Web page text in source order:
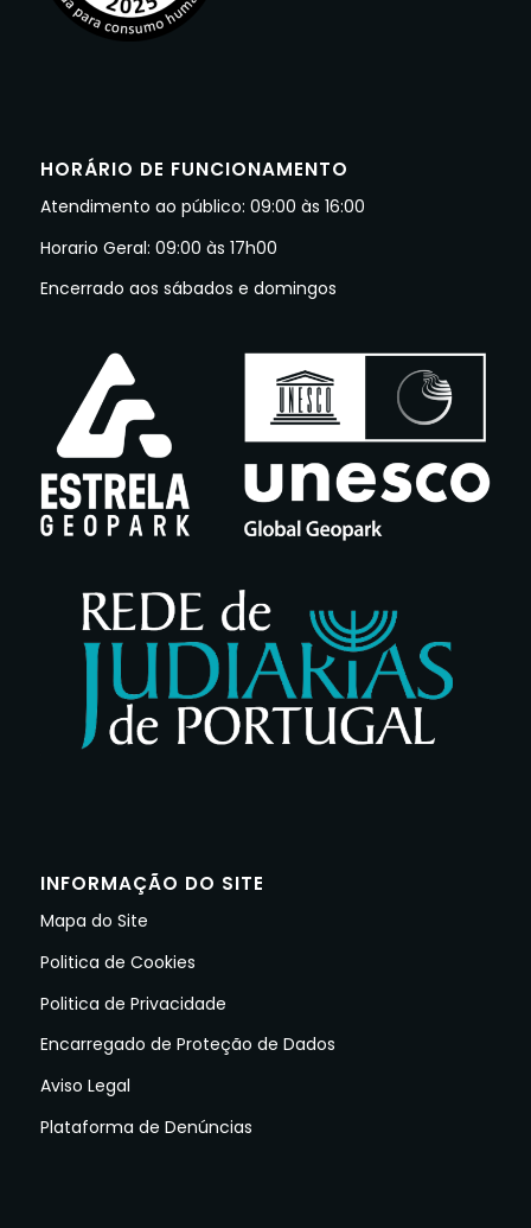
HORÁRIO DE FUNCIONAMENTO
Atendimento ao público: 09:00 às 16:00
Horario Geral: 09:00 às 17h00
Encerrado aos sábados e domingos
INFORMAÇÃO DO SITE
Mapa do Site
Politica de Cookies
Politica de Privacidade
Encarregado de Proteção de Dados
Aviso Legal
Plataforma de Denúncias